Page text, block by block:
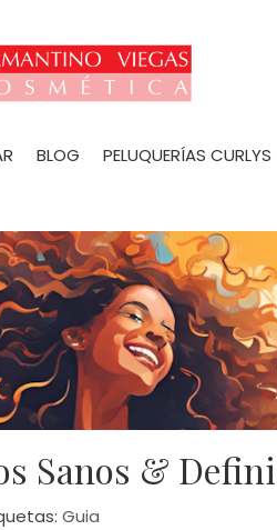
BLOG PELUQUERÍAS CURLYS
Sanos &
Guia